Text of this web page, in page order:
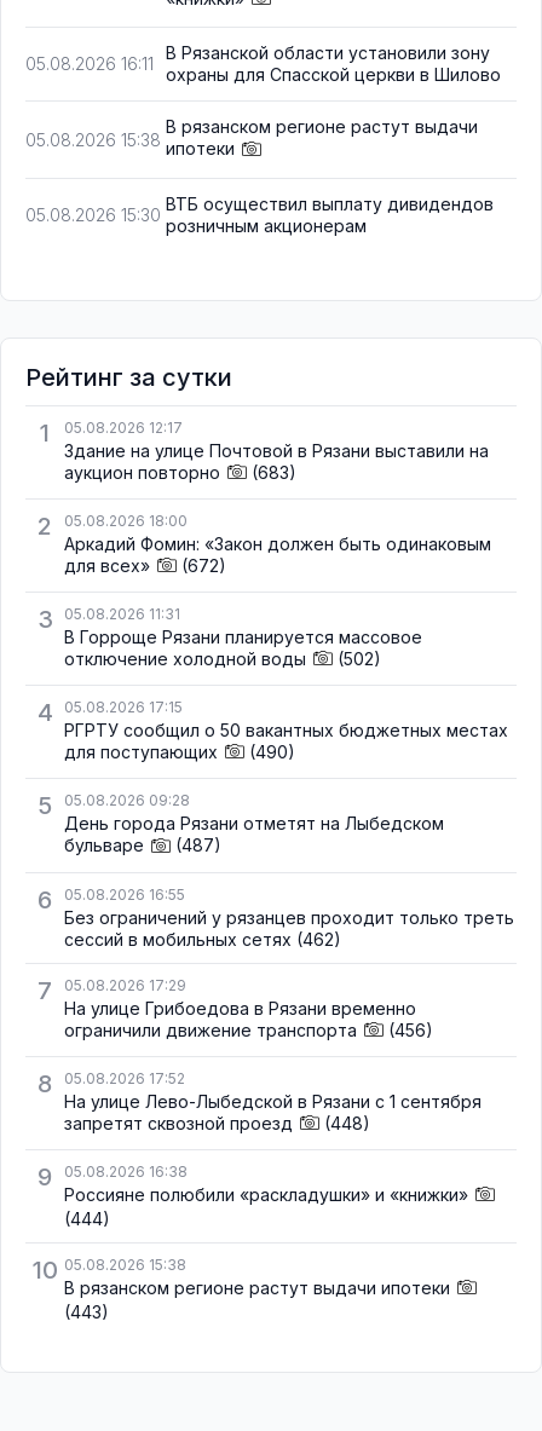
05.08.2026 16:11
В Рязанской области установили зону
охраны для Спасской церкви в Шилово
05.08.2026 15:38
В рязанском регионе растут выдачи
ипотеки
05.08.2026 15:30
ВТБ осуществил выплату дивидендов
розничным акционерам
Рейтинг за сутки
1
05.08.2026 12:17
Здание на улице Почтовой в Рязани выставили на
аукцион повторно
(683)
2 05.08.2026 18:00
Аркадий Фомин: «Закон должен быть одинаковым
для всех»
(672)
3 05.08.2026 11:31
В Горроще Рязани планируется массовое
отключение холодной воды
(502)
4 05.08.2026 17:15
РГРТУ сообщил о 50 вакантных бюджетных местах
для поступающих
(490)
5 05.08.2026 09:28
День города Рязани отметят на Лыбедском
бульваре
(487)
6 05.08.2026 16:55
Без ограничений у рязанцев проходит только треть
сессий в мобильных сетях (462)
7 05.08.2026 17:29
На улице Грибоедова в Рязани временно
ограничили движение транспорта
(456)
8 05.08.2026 17:52
На улице Лево-Лыбедской в Рязани с 1 сентября
запретят сквозной проезд
(448)
9 05.08.2026 16:38
Россияне полюбили «раскладушки» и «книжки»
(444)
10 05.08.2026 15:38
В рязанском регионе растут выдачи ипотеки
(443)